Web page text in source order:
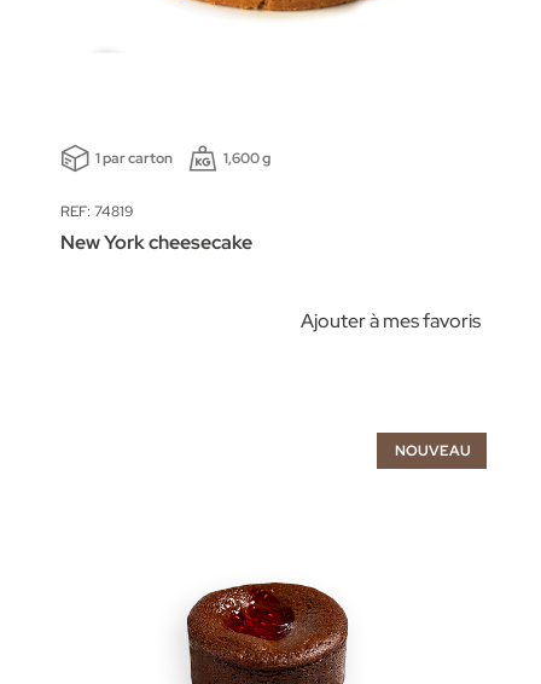
1 par carton 1,600 g
REF: 74819
New York cheesecake
Ajouter à mes favoris
NOUVEAU